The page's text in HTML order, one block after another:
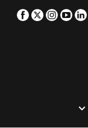
Facebook
Twitter